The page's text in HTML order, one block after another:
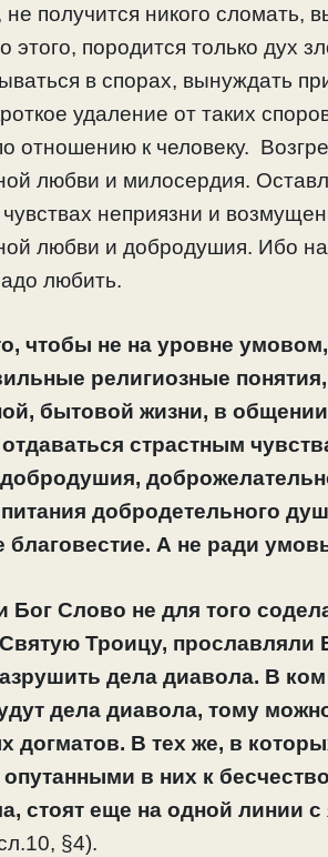
получится никого сломать,
этого, породится только дух
в спорах, вынуждать
удаление от таких
отношению к человеку.
любви и милосердия.
неприязни и
любви и добродушия. Ибо
любить.
чтобы не на уровне
религиозные
бытовой жизни, в
отдаваться страстным
добродетельного
благовестие. А не ради
Слово не для того
Троицу, прославляли
дела диавола. В
дела диавола, тому
догматов. В тех же, в
в них к
стоят еще на одной линии
§4).­­